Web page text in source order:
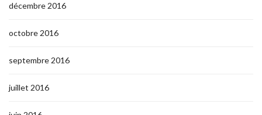
décembre 2016
octobre 2016
septembre 2016
juillet 2016